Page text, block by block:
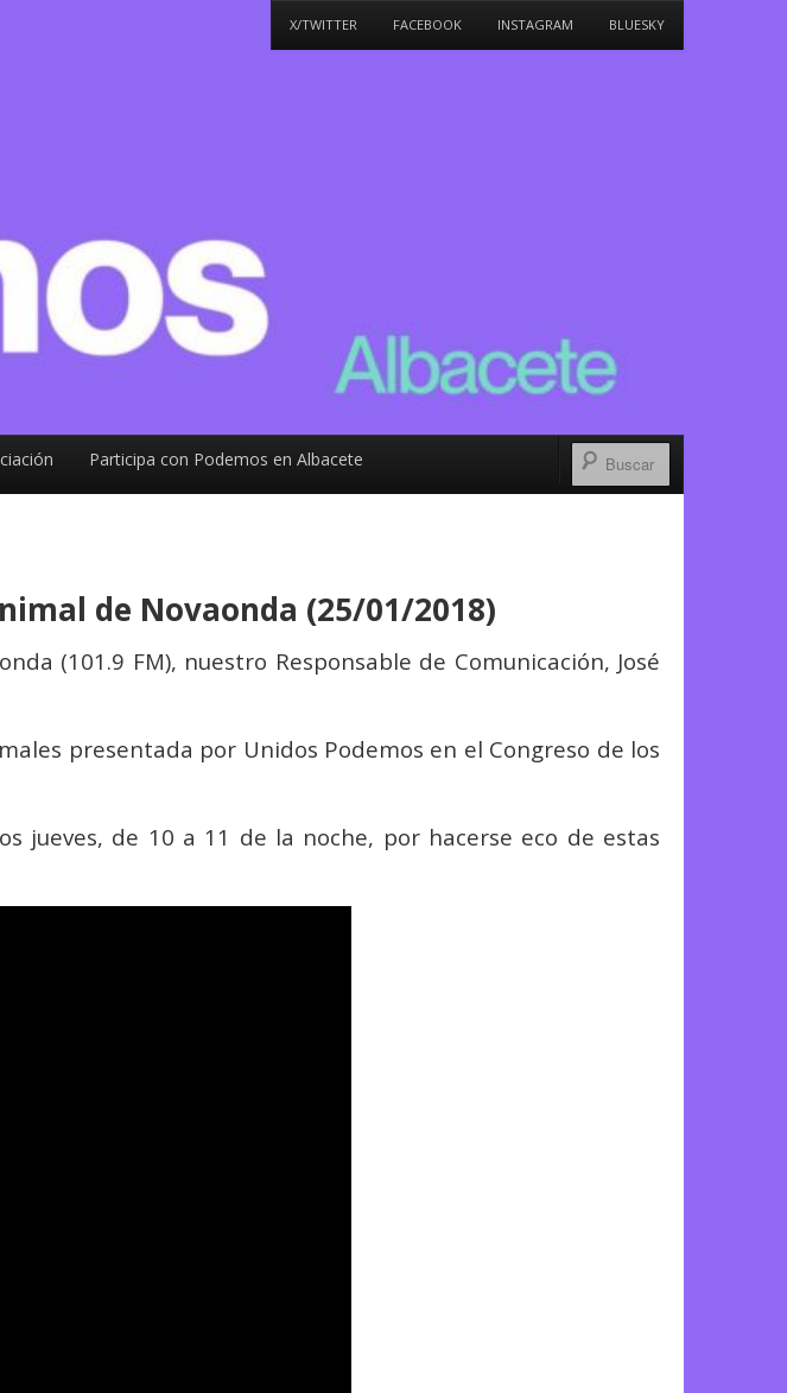
X/TWITTER FACEBOOK INSTAGRAM BLUESKY
Participa con Podemos en Albacete
de Novaonda (25/01/2018)
(101.9 FM), nuestro Responsable de Comunicación, José
presentada por Unidos Podemos en el Congreso de los
jueves, de 10 a 11 de la noche, por hacerse eco de estas